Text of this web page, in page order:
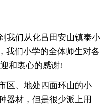
我们从化吕田安山镇泰小
我们小学的全体师生对各
和衷心的感谢!
区、地处四面环山的小
器材，但是很少派上用